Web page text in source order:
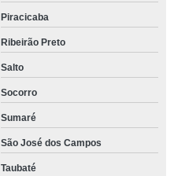
Piracicaba
Ribeirão Preto
Salto
Socorro
Sumaré
São José dos Campos
Taubaté